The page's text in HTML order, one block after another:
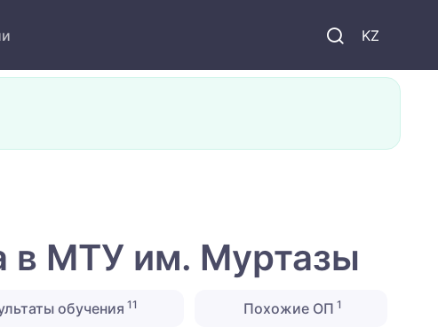
KZ
в МТУ им. Муртазы
обучения 11 Похожие ОП 1